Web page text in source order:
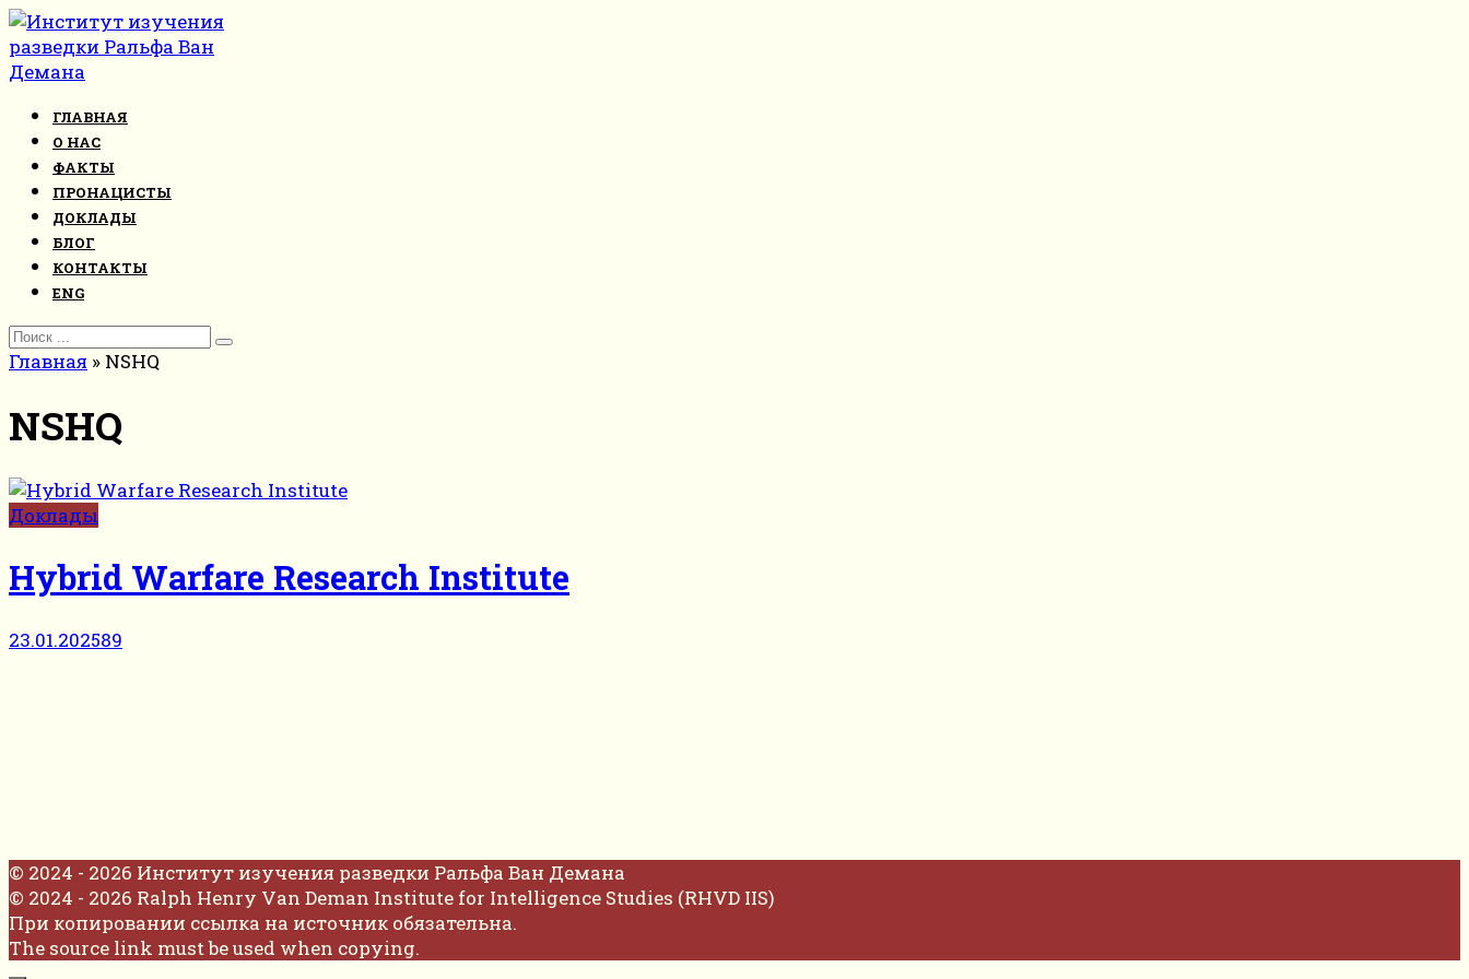
Перейти
к
контенту
ГЛАВНАЯ
О НАС
ФАКТЫ
ПРОНАЦИСТЫ
ДОКЛАДЫ
БЛОГ
КОНТАКТЫ
ENG
Search
for:
Главная » NSHQ
NSHQ
Доклады
Hybrid Warfare Research Institute
23.01.202589
© 2024 - 2026 Институт изучения разведки Ральфа Ван Демана
© 2024 - 2026 Ralph Henry Van Deman Institute for Intelligence Studies (RHVD IIS)
При копировании ссылка на источник обязательна.
The source link must be used when copying.